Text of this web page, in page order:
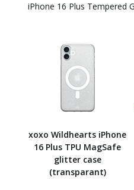
iPhone 16 Plus Tempered
xoxo Wildhearts iPhone
16 Plus TPU MagSafe
glitter case
(transparant)